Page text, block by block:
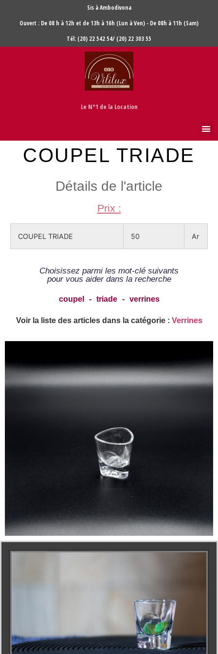
Sis à Ambodivona
Ouvert : De 08 h à 12h et de 13h à 16h (Lun à Ven) - De 08h à 11h (Sam)
Tél: (20) 22 542 54/ (20) 22 303 55
Le N°1 de la Location
COUPEL TRIADE
Détails de l'article
Prix :
COUPEL TRIADE 50 Ar
Choisissez parmi les mot-clé suivants
pour vous aider dans la recherche
coupel - triade - verrines
Voir la liste des articles dans la catégorie : Verrines